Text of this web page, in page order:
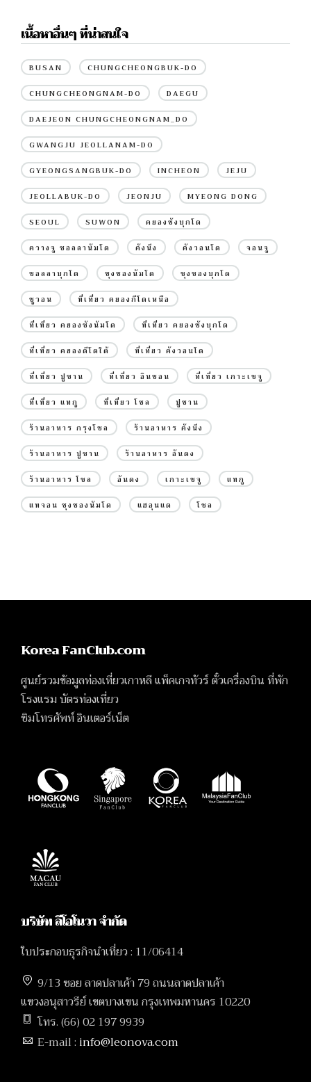
เนื้อหาอื่นๆ ที่น่าสนใจ
BUSAN CHUNGCHEONGBUK-DO
CHUNGCHEONGNAM-DO DAEGU
DAEJEON CHUNGCHEONGNAM_DO
GWANGJU JEOLLANAM-DO
GYEONGSANGBUK-DO INCHEON JEJU
JEOLLABUK-DO JEONJU MYEONG DONG
SEOUL SUWON คยองซังบุกโด
ควางจู ชอลลานัมโด คังนึง คังวอนโด จอนจู
ชอลลาบุกโด ชุงชองนัมโด ชุงชองบุกโด
ซูวอน ที่เที่ยว คยองกีโดเหนือ
ที่เที่ยว คยองซังนัมโด ที่เที่ยว คยองซังบุกโด
ที่เที่ยว คยองดีโดใต้ ที่เที่ยว คังวอนโด
ที่เที่ยว ปูซาน ที่เที่ยว อินชอน ที่เที่ยว เกาะเชจู
ที่เที่ยว แทกู ที่เที่ยว โซล ปูซาน
ร้านอาหาร กรุงโซล ร้านอาหาร คังนึง
ร้านอาหาร ปูซาน ร้านอาหาร อันดง
ร้านอาหาร โซล อันดง เกาะเชจู แทกู
แทจอน ชุงชองนัมโด แฮอุนแด โซล
Korea FanClub.com
ศูนย์รวมข้อมูลท่องเที่ยวเกาหลี แพ็คเกจทัวร์ ตั๋วเครื่องบิน ที่พัก
โรงแรม บัตรท่องเที่ยว
ซิมโทรศัพท์ อินเตอร์เน็ต
บริษัท ลีโอโนวา จำกัด
ใบประกอบธุรกิจนำเที่ยว : 11/06414
9/13 ซอย ลาดปลาเค้า 79 ถนนลาดปลาเค้า
แขวงอนุสาวรีย์ เขตบางเขน กรุงเทพมหานคร 10220
โทร. (66) 02 197 9939
E-mail : info@leonova.com